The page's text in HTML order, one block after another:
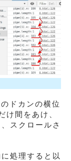
ドカンの横位
け間をあけ、
スクロールさ
処理すると以